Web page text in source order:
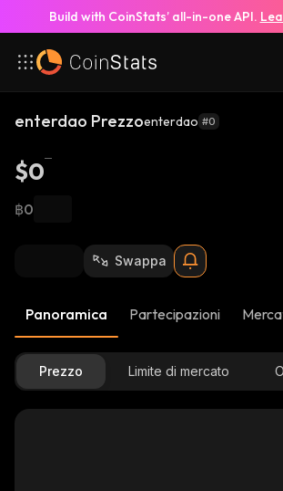
Build with CoinStats’ all-in-one API.
enterdao Prezzoenterdao #0
$0
฿0
Swappa
Panoramica Partecipazioni
Prezzo Limite di mercato